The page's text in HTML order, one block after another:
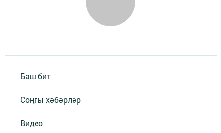
Баш бит
Соңгы хәбәрләр
Видео